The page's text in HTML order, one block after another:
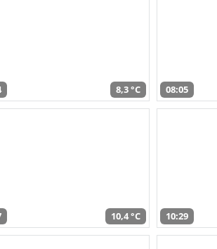
8,3 °C 08:05
10,4 °C 10:29